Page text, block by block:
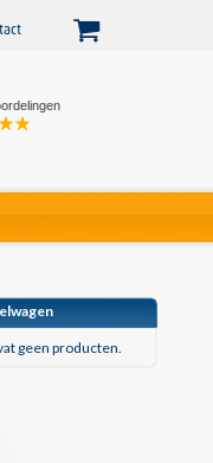
geen producten.